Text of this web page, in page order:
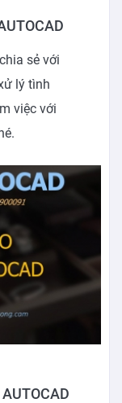
sẻ với
lý tình
việc với